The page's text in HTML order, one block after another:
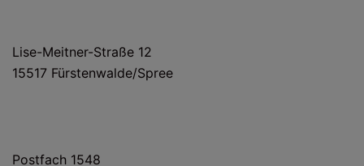
Lise-Meitner-Straße 12
15517 Fürstenwalde/Spree
Postfach 1548